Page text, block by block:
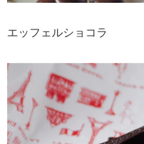
エッフェルショコラ